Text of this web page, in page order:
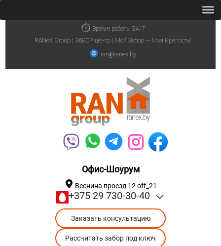
Время работы 24/7
RANeX Group | ЗАБОР-центр | Мой Забор — Моя Крепость!
ran@ranex.by
Офис-Шоурум
Веснина проезд 12 off_21
+375 29 730-30-40
Заказать консультацию
Рассчитать забор под ключ